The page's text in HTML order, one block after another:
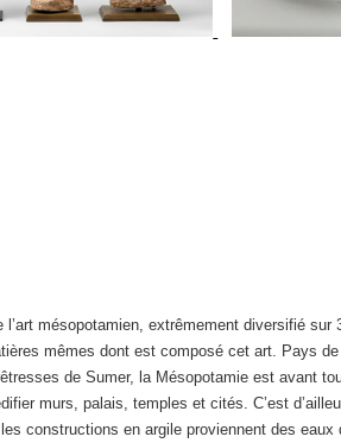
mésopotamien, extrêmement diversifié
mêmes dont est composé cet art. Pays
de Sumer, la Mésopotamie est avant
murs, palais, temples et cités. C’est
constructions en argile proviennent des